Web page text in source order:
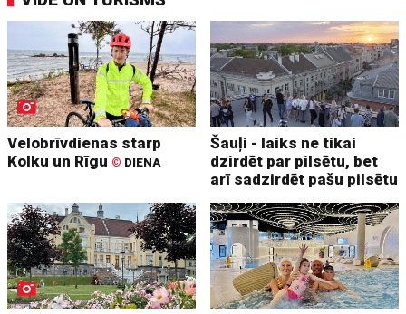
Velobrīvdienas starp
Kolku un Rīgu © DIENA
Šauļi - laiks ne tikai
dzirdēt par pilsētu, bet
arī sadzirdēt pašu pilsētu